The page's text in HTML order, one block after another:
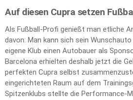
Auf diesen Cupra setzen
Als Fußball-Profi genießt man etliche
davon: Man kann sich sein
eigene Klub einen Autobauer als
Barcelona erhielten deshalb jetzt die
perfekten Cupra selbst
eingerichteten Raum auf dem
Spitzenklubs stellte die Performance-